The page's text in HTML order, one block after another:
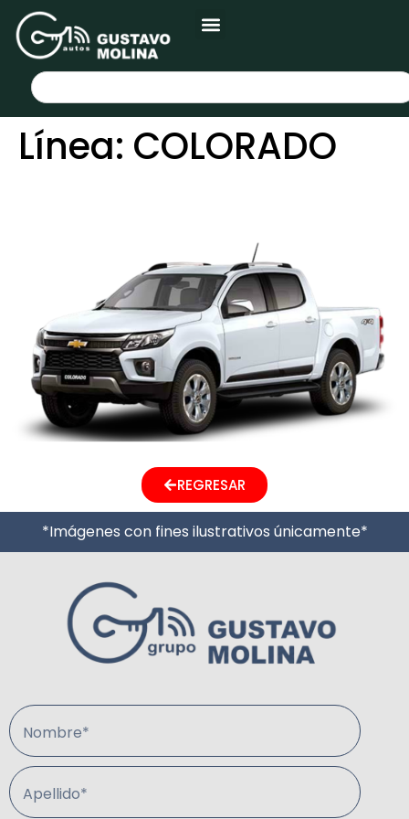
Línea: COLORADO
REGRESAR
*Imágenes con fines ilustrativos únicamente*
Nombre*
Apellido*